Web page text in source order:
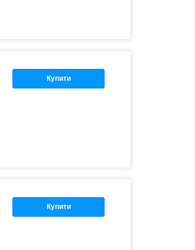
Купити
Купити